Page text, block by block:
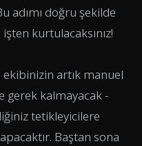
adımı doğru şekilde
kurtulacaksınız!
artık manuel
gerek kalmayacak -
tetikleyicilere
Baştan sona